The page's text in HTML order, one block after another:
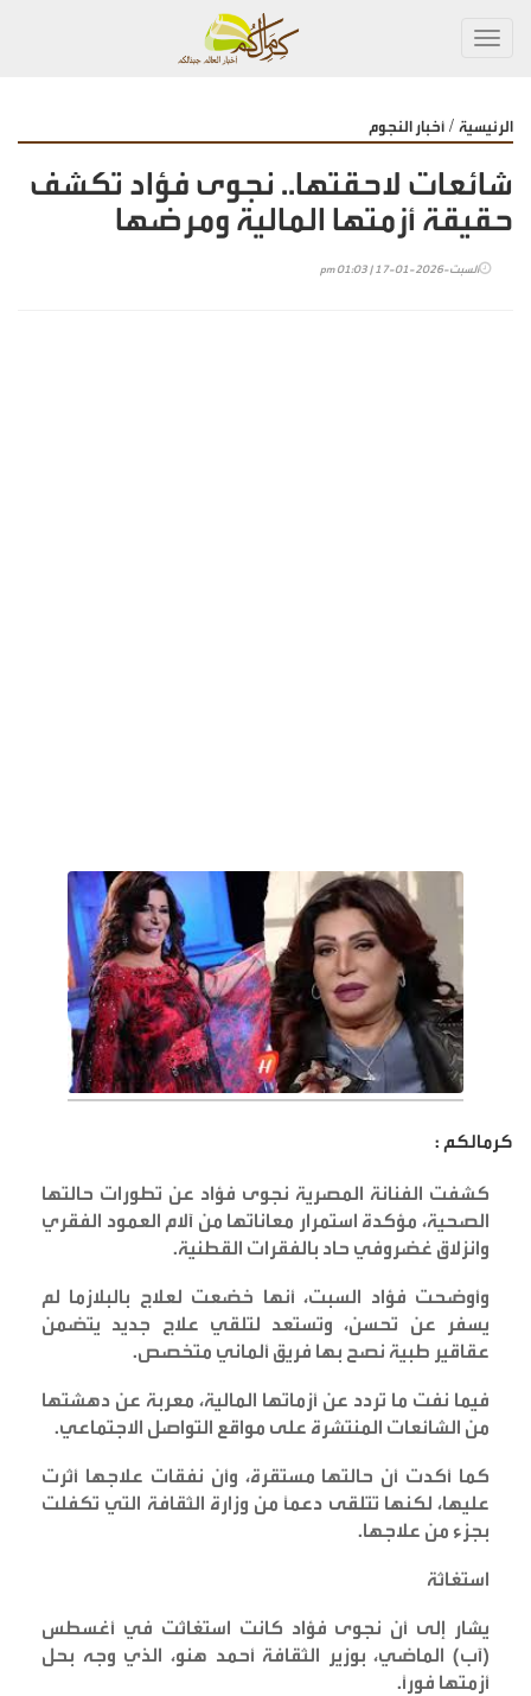
الرئيسية / أخبار النجوم
شائعات لاحقتها.. نجوى فؤاد تكشف
حقيقة أزمتها المالية ومرضها
السبت-2026-01-17 | 01:03 pm
كرمالكم :
كشفت الفنانة المصرية نجوى فؤاد عن تطورات حالتها
الصحية، مؤكدة استمرار معاناتها من آلام العمود الفقري
وانزلاق غضروفي حاد بالفقرات القطنية.
وأوضحت فؤاد السبت، أنها خضعت لعلاج بالبلازما لم
يسفر عن تحسن، وتستعد لتلقي علاج جديد يتضمن
عقاقير طبية نصح بها فريق ألماني متخصص.
فيما نفت ما تردد عن أزماتها المالية، معربة عن دهشتها
من الشائعات المنتشرة على مواقع التواصل الاجتماعي.
كما أكدت أن حالتها مستقرة، وأن نفقات علاجها أثرت
عليها، لكنها تتلقى دعماً من وزارة الثقافة التي تكفلت
بجزء من علاجها.
استغاثة
يشار إلى أن نجوى فؤاد كانت استغاثت في أغسطس
(آب) الماضي، بوزير الثقافة أحمد هنو، الذي وجه بحل
أزمتها فوراً.